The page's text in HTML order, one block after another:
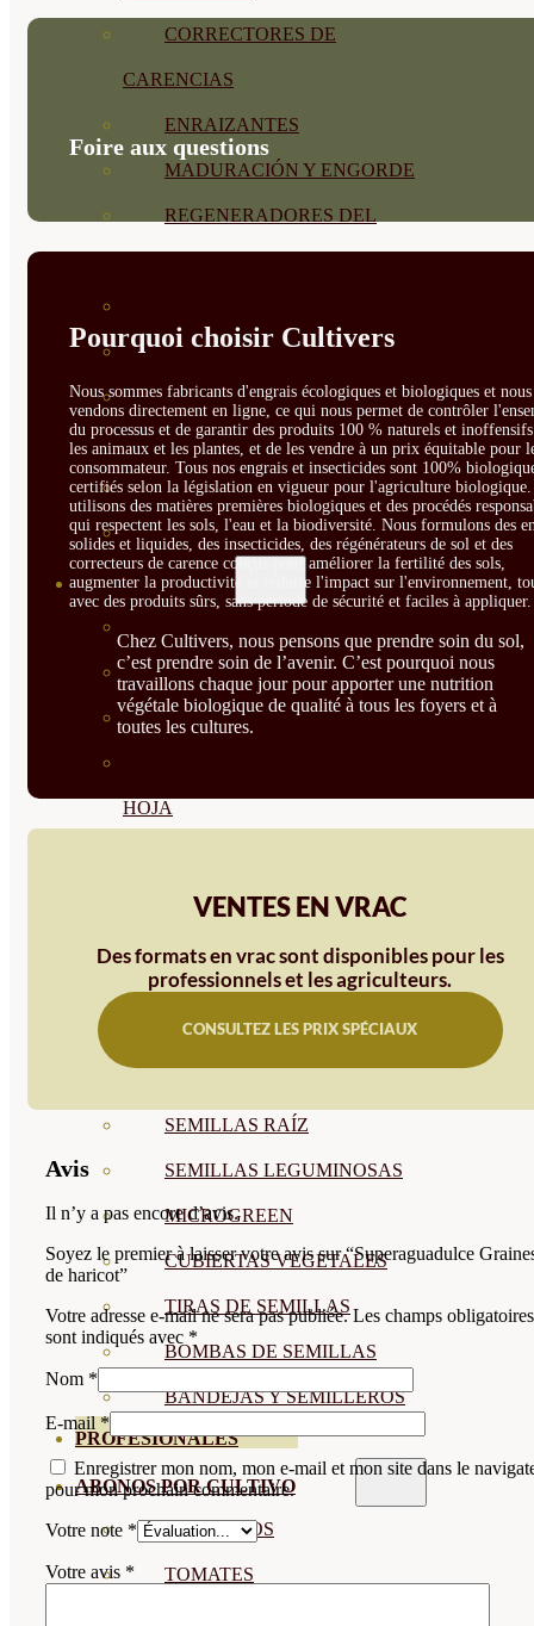
CORRECTORES DE
CARENCIAS
ENRAIZANTES
MADURACIÓN Y ENGORDE
REGENERADORES DEL
MATERIAS PRIMAS
PROTECCIÓN CULTIVOS Y
PLANTAS
PLANTAS INTERIOR
GROWPUNCH
SEMILLAS
BIODINÁMICAS DEMETER
HORTALIZA FRUTO
HOJA
SEMILLAS FLORES
SEMILLAS FLORES
COMESTIBLES
SEMILLAS TRADICIONALES
SEMILLAS RAÍZ
SEMILLAS LEGUMINOSAS
MICROGREEN
CUBIERTAS VEGETALES
TIRAS DE SEMILLAS
BOMBAS DE SEMILLAS
BANDEJAS Y SEMILLEROS
PROFESIONALES
ABONOS POR CULTIVO
VER TODOS
TOMATES
Foire aux questions
Pourquoi choisir Cultivers
Nous sommes fabricants d'engrais écologiques et biologiques et nous
vendons directement en ligne, ce qui nous permet de contrôler
du processus et de garantir des produits 100 % naturels et
les animaux et les plantes, et de les vendre à un prix équitable pour
consommateur. Tous nos engrais et insecticides sont 100%
certifiés selon la législation en vigueur pour l'agriculture biologique.
utilisons des matières premières biologiques et des procédés
qui respectent les sols, l'eau et la biodiversité. Nous formulons des
solides et liquides, des insecticides, des régénérateurs de sol et des
correcteurs de carence conçus pour améliorer la fertilité des sols,
augmenter la productivité et réduire l'impact sur l'environnement,
avec des produits sûrs, sans période de sécurité et faciles à appliquer.
Chez Cultivers, nous pensons que prendre soin du sol,
c’est prendre soin de l’avenir. C’est pourquoi nous
travaillons chaque jour pour apporter une nutrition
végétale biologique de qualité à tous les foyers et à
toutes les cultures.
VENTES EN VRAC
Des formats en vrac sont disponibles pour les
professionnels et les agriculteurs.
CONSULTEZ LES PRIX SPÉCIAUX
Avis
Il n’y a pas encore d’avis.
Soyez le premier à laisser votre avis sur “Superaguadulce
de haricot”
Votre adresse e-mail ne sera pas publiée. Les champs obligatoires
sont indiqués avec *
Nom *
E-mail*
Enregistrer mon nom, mon e-mail et mon site dans le
pour mon prochain commentaire.
Votre note *
Votre avis *